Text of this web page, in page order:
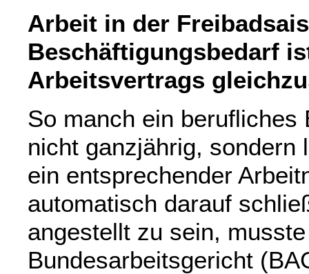
Arbeit in der
Beschäftigungsbedarf
Arbeitsvertrags
So manch ein
nicht ganzjährig, sondern
ein entsprechender
automatisch darauf
angestellt zu sein,
Bundesarbeitsgericht